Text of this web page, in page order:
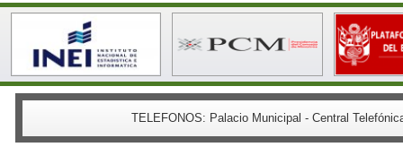
TELEFONOS: Palacio Municipal - Central